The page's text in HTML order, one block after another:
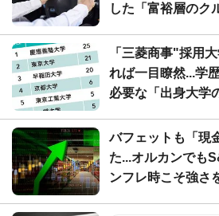
した「富裕層のク
「三菱商事"採用
れば一目瞭然...学
必要な「出身大学
バフェットも「現
た...オルカンでも
ンフレ時こそ強さ